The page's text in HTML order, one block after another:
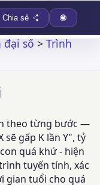
Chia sẻ
đại số>Trình
theo từng bước —
sẽ gấp K lần Y", tỷ
quá khứ - hiện
tuyến tính, xác
gian tuổi cho quá